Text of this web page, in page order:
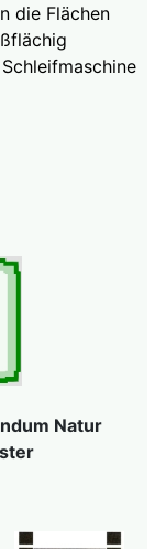
die Flächen
Natur